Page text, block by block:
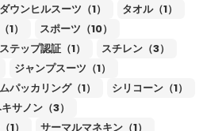
ダウンヒルスーツ（1）
タオル（1）
1）
スポーツ（10）
ステップ認証（1）
スチレン（3）
ジャンプスーツ（1）
パッカリング（1）
シリコーン（1）
サノン（3）
1）
サーマルマネキン（1）